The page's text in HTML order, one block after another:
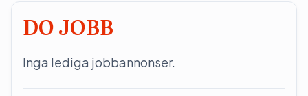
DO JOBB
Inga lediga jobbannonser.